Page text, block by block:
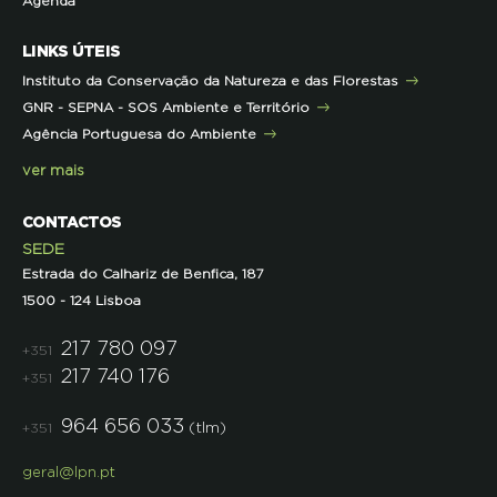
Pareceres
Parcerias
Projetos
Semana do Jornalismo de Ambiente 2023
Projetos
Outras Formações
LINKS ÚTEIS
Instituto da Conservação da Natureza e das Florestas
GNR - SEPNA - SOS Ambiente e Território
Agência Portuguesa do Ambiente
ver mais
CONTACTOS
SEDE
Estrada do Calhariz de Benfica, 187
1500 - 124 Lisboa
+351 217 780 097
+351 217 740 176
+351 964 656 033 (tlm)
geral@lpn.pt